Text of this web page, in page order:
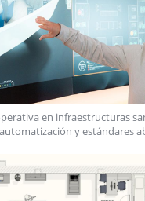
en infraestructuras
automatización y estándares